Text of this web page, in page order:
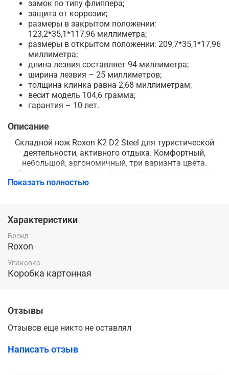
замок по типу флиппера;
защита от коррозии;
размеры в закрытом положении:
123,2*35,1*117,96 миллиметра;
размеры в открытом положении: 209,7*35,1*17,96
миллиметра;
длина лезвия составляет 94 миллиметра;
ширина лезвия – 25 миллиметров;
толщина клинка равна 2,68 миллиметрам;
весит модель 104,6 грамма;
гарантия – 10 лет.
Описание
Складной нож Roxon K2 D2 Steel для туристической
деятельности, активного отдыха. Комфортный,
небольшой, эргономичный, три варианта цвета.
Лезвие разновидности drop point – универсальная
форма. Действенно выполняет самые разные
209,7*35,1*17,96 миллиметра. Вес составляет 104,6
Показать полностью
Характеристики
Бренд
Roxon
Упаковка
Коробка картонная
Отзывы
Отзывов еще никто не оставлял
Написать отзыв